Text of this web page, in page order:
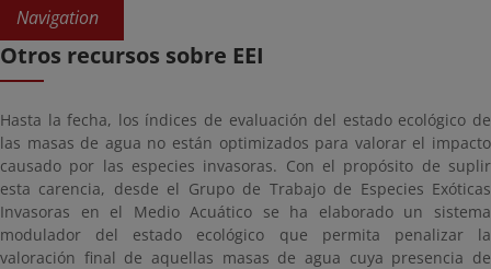
Navigation
Otros recursos sobre EEI
Hasta la fecha, los índices de evaluación del estado ecológico de
las masas de agua no están optimizados para valorar el impacto
causado por las especies invasoras. Con el propósito de suplir
esta carencia, desde el Grupo de Trabajo de Especies Exóticas
Invasoras en el Medio Acuático se ha elaborado un sistema
modulador del estado ecológico que permita penalizar la
valoración final de aquellas masas de agua cuya presencia de